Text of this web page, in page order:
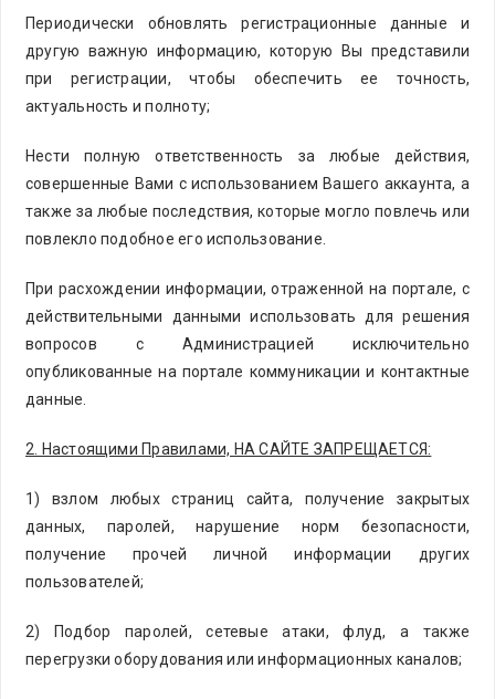
Периодически обновлять регистрационные данные и
другую важную информацию, которую Вы представили
при регистрации, чтобы обеспечить ее точность,
актуальность и полноту;
Нести полную ответственность за любые действия,
совершенные Вами с использованием Вашего аккаунта, а
также за любые последствия, которые могло повлечь или
повлекло подобное его использование.
При расхождении информации, отраженной на портале, с
действительными данными использовать для решения
вопросов с Администрацией исключительно
опубликованные на портале коммуникации и контактные
данные.
2. Настоящими Правилами, НА САЙТЕ ЗАПРЕЩАЕТСЯ:
1) взлом любых страниц сайта, получение закрытых
данных, паролей, нарушение норм безопасности,
получение прочей личной информации других
пользователей;
2) Подбор паролей, сетевые атаки, флуд, а также
перегрузки оборудования или информационных каналов;